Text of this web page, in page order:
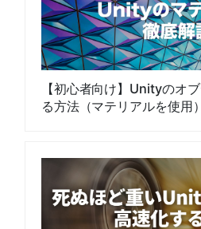
【初心者向け】Unityのオ
る方法（マテリアルを使用）